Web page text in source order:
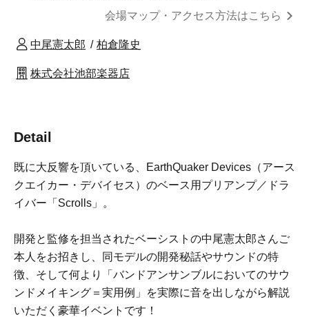
会場マップ・アクセス方法はこちら
中尾憲太郎 柏倉隆史
株式会社池部楽器店
Detail
既に大反響を頂いている、EarthQuaker Devices（アース
クエイカー・デバイセス）のベース用プリアンプ／ドラ
イバー「Scrolls」。
開発と監修を担当されたベーシストの中尾憲太郎さんご
本人をお招きし、同モデルの開発秘話やサウンドの特
徴、そして何より「バンドアンサンブルにおいてのサウ
ンドメイキング＝実用例」を実際に音を出しながら解説
いただく豪華イベントです！